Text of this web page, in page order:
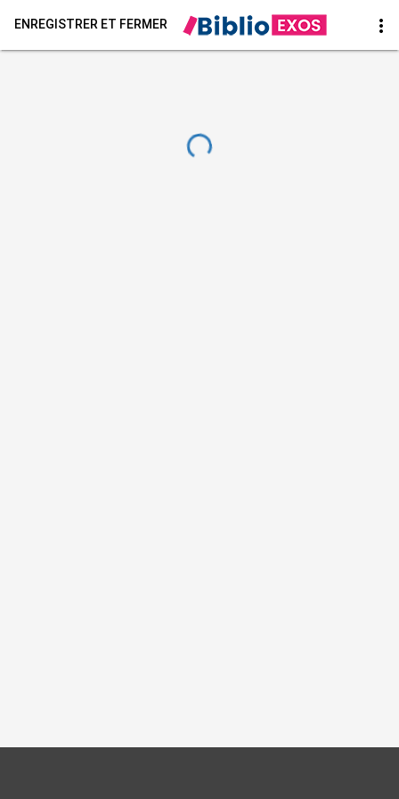
ENREGISTRER ET FERMER more_vert